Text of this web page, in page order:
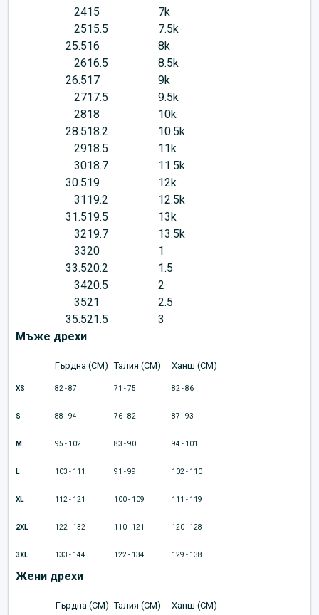
2415
7k
2515.5
7.5k
25.516
8k
2616.5
8.5k
26.517
9k
2717.5
9.5k
2818
10k
28.518.2
10.5k
2918.5
11k
3018.7
11.5k
30.519
12k
3119.2
12.5k
31.519.5
13k
3219.7
13.5k
3320
1
33.520.2
1.5
3420.5
2
3521
2.5
35.521.5
3
Мъже дрехи
Гърдна (CM) Талия (CM) Ханш (CM)
XS 82 - 87 71 - 75 82 - 86
S 88 - 94 76 - 82 87 - 93
M 95 - 102 83 - 90 94 - 101
L 103 - 111 91 - 99 102 - 110
XL 112 - 121 100 - 109 111 - 119
2XL 122 - 132 110 - 121 120 - 128
3XL 133 - 144 122 - 134 129 - 138
Жени дрехи
Гърдна (CM) Талия (CM) Ханш (CM)